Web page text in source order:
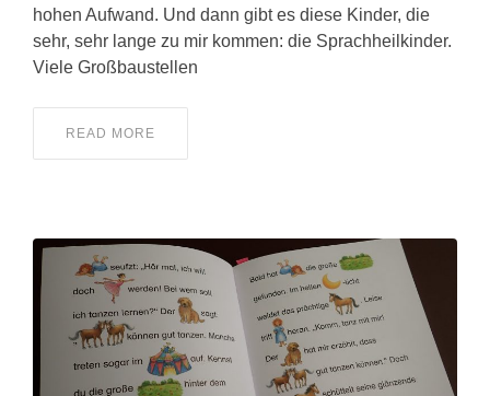
hohen Aufwand. Und dann gibt es diese Kinder, die
sehr, sehr lange zu mir kommen: die Sprachheilkinder.
Viele Großbaustellen
READ MORE